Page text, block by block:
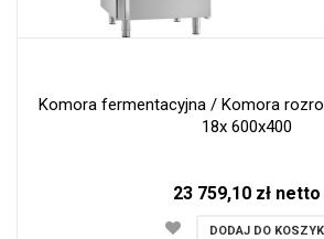
Komora fermentacyjna / Komora
18x 600x400
23 759,10 zł netto
DODAJ DO